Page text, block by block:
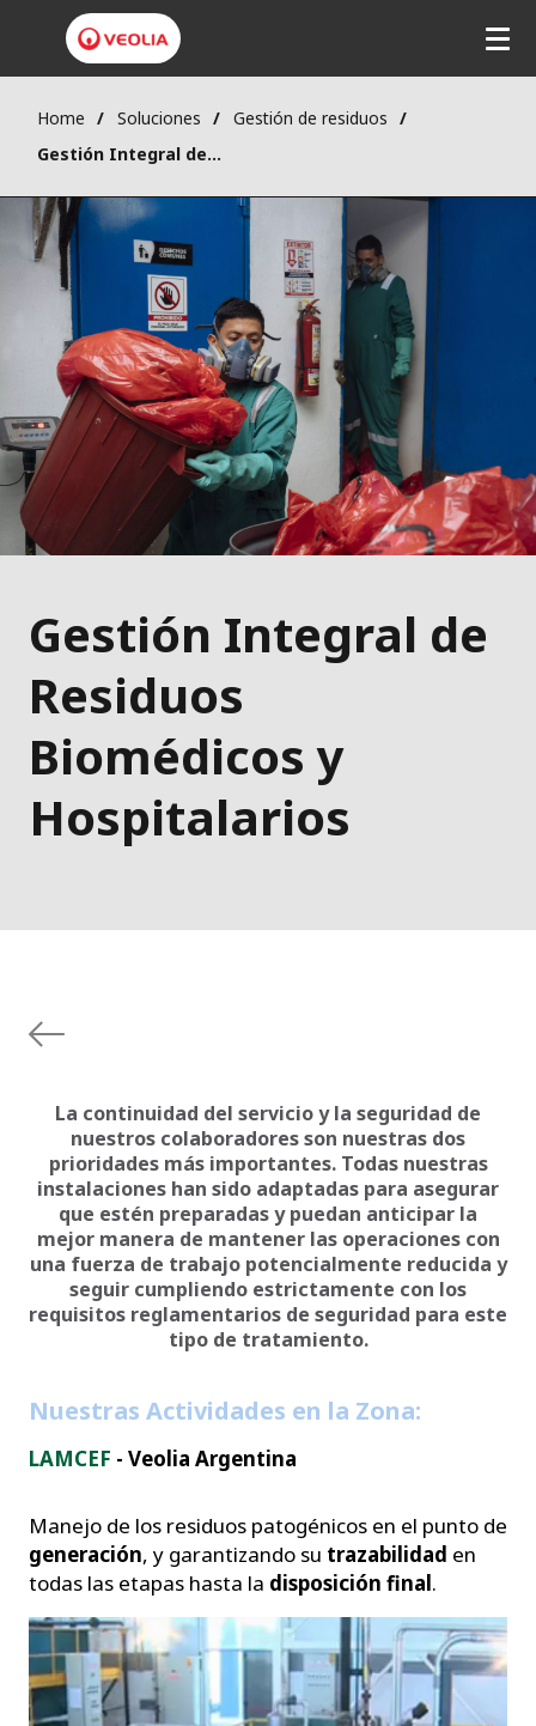
Home Soluciones
Gestión de residuos
Gestión Integral de Residuos Biomédicos y Hospitalarios
Gestión Integral de
Residuos
Biomédicos y
Hospitalarios
La continuidad del servicio y la seguridad de
nuestros colaboradores son nuestras dos
prioridades más importantes. Todas nuestras
instalaciones han sido adaptadas para asegurar
que estén preparadas y puedan anticipar la
mejor manera de mantener las operaciones con
una fuerza de trabajo potencialmente reducida y
seguir cumpliendo estrictamente con los
requisitos reglamentarios de seguridad para este
tipo de tratamiento.
Nuestras Actividades en la Zona:
LAMCEF - Veolia Argentina
Manejo de los residuos patogénicos en el punto de
generación, y garantizando su trazabilidad en
todas las etapas hasta la disposición final.